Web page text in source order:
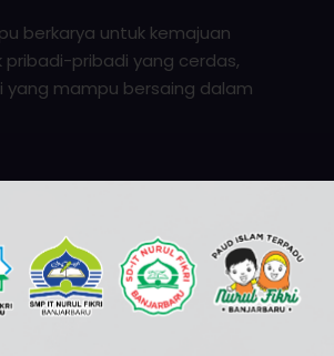
berkarya untuk kemajuan
pribadi yang cerdas,
mampu bersaing dalam